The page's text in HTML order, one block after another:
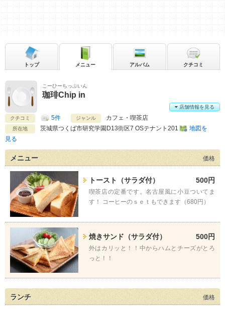
こーひーちっぷいん
珈琲Chip in
クチコミ 5件 ジャンル カフェ・喫茶店
所在地 茨城県つくば市研究学園D13街区7 OSテナント201
地図を
見る
店舗情報を見る
トップ メニュー アルバム クチコミ
メニュー 価格
トースト（サラダ付） 500円
喫茶店の定番です。名古屋風に小豆ついてま
す！ コーヒーのｓｅｔもできます（680円）
焼きサンド（サラダ付） 500円
外はカリッと！！中からハムとチーズがとろ
っと！！
ランチ 価格